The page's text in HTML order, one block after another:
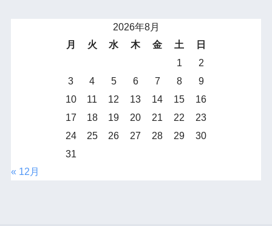
2026年8月
月
火 水 木 金 土
日
1
2
3
4 5 6 7 8
9
10
11 12 13 14 15
16
17
18 19 20 21 22
23
24
25 26 27 28 29
30
31
« 12月